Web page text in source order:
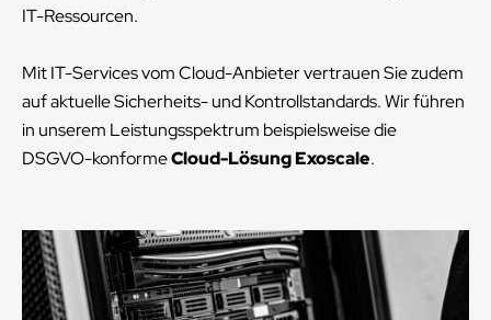
IT-Ressourcen.
Mit IT-Services vom Cloud-Anbieter vertrauen Sie zudem
auf aktuelle Sicherheits- und Kontrollstandards. Wir führen
in unserem Leistungsspektrum beispielsweise die
DSGVO-konformeCloud-Lösung Exoscale.